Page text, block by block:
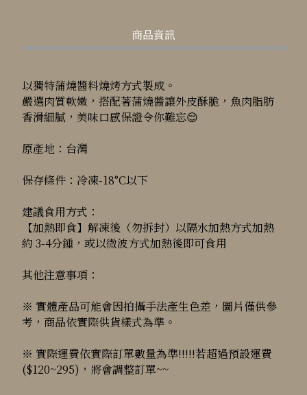
商品資訊
以獨特蒲燒醬料燒烤方式製成。
嚴選肉質軟嫩，搭配著蒲燒醬讓外皮酥脆，魚肉脂肪
香滑細膩，美味口感保證令你難忘😌
原產地：台灣
保存條件：冷凍-18°C以下
建議食用方式：
【加熱即食】解凍後（勿拆封）以隔水加熱方式加熱
約 3-4分鍾，或以微波方式加熱後即可食用
其他注意事項：
※ 實體產品可能會因拍攝手法產生色差，圖片僅供參
考，商品依實際供貨樣式為準。
※ 實際運費依實際訂單數量為準!!!!!若超過預設運費
($120~295)，將會調整訂單~~